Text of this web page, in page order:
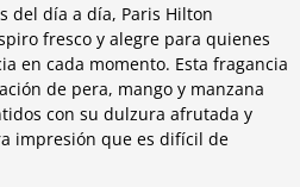
del día a día, Paris Hilton
fresco y alegre para quienes
en cada momento. Esta fragancia
de pera, mango y manzana
con su dulzura afrutada y
impresión que es difícil de